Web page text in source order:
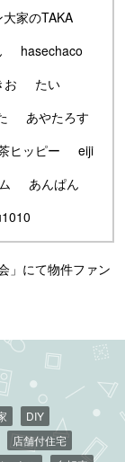
家のTAKA
hasechaco
お
たい
あやたろす
ヒッピー
eiji
あんぱん
」にて物件ファン
DIY
店舗付住宅